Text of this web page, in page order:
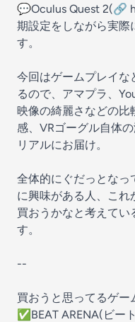
💬Oculus Quest 2(🔗
期設定をしながら実際
す。
今回はゲームプレイな
るので、アマプラ、
映像の綺麗さなどの比
感、VRゴーグル自体
リアルにお届け。
全体的にぐだっとなっ
に興味がある人、こ
買おうかなと考えて
す。
--
買おうと思ってるゲー
✅BEAT ARENA(ビー